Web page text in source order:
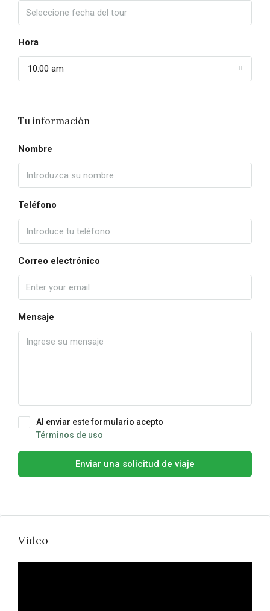
Hora
10:00 am
Tu información
Nombre
Teléfono
Correo electrónico
Mensaje
Al enviar este formulario acepto
Términos de uso
Enviar una solicitud de viaje
Video